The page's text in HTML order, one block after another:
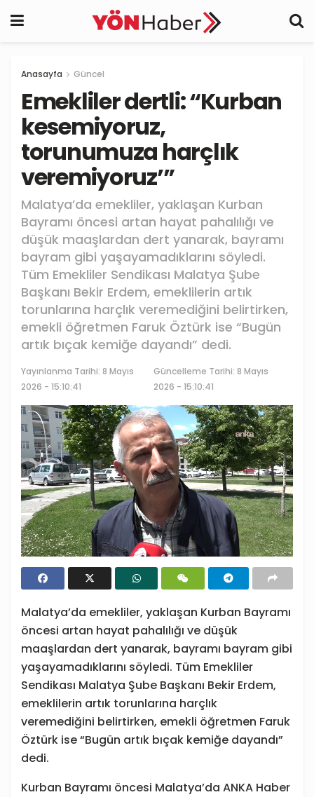
Anasayfa Güncel
Emekliler dertli: “Kurban
kesemiyoruz,
torunumuza harçlık
veremiyoruz’”
Malatya’da emekliler, yaklaşan Kurban
Bayramı öncesi artan hayat pahalılığı ve
düşük maaşlardan dert yanarak, bayramı
bayram gibi yaşayamadıklarını söyledi.
Tüm Emekliler Sendikası Malatya Şube
Başkanı Bekir Erdem, emeklilerin artık
torunlarına harçlık veremediğini belirtirken,
emekli öğretmen Faruk Öztürk ise “Bugün
artık bıçak kemiğe dayandı” dedi.
Yayınlanma Tarihi: 8 Mayıs
2026 - 15:10:41
Güncelleme Tarihi: 8 Mayıs
2026 - 15:10:41
Malatya’da emekliler, yaklaşan Kurban Bayramı
öncesi artan hayat pahalılığı ve düşük
maaşlardan dert yanarak, bayramı bayram gibi
yaşayamadıklarını söyledi. Tüm Emekliler
Sendikası Malatya Şube Başkanı Bekir Erdem,
emeklilerin artık torunlarına harçlık
veremediğini belirtirken, emekli öğretmen Faruk
Öztürk ise “Bugün artık bıçak kemiğe dayandı”
dedi.
Kurban Bayramı öncesi Malatya’da ANKA Haber